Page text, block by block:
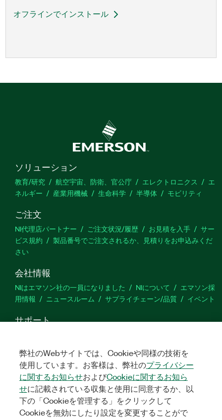
オフラインでインストール
ソリューション
教育/研究 航空宇宙、防衛、官公庁 エレクトロニクス
エ
ネルギー
産業用機械 生命科学 半導体 モビリティ
ご注文
NI代理店パートナー ご注文状況/履歴 お見積を入手
サー
ビス規約
製品番号でご注文されるか、見積りをお申込みくだ
さい
会社情報
NIはエマソン社の一員になりました NIについて
エマソン採
用情報
ニュースルーム サプライチェーン/品質 イベント
サポート
するご意見
TwitterYouTube
弊社のWebサイトでは、Cookieや同様の技術を
使用しています。お客様は、弊社のプライバシー
に関するお知らせおよびCookieに関するお知ら
せに記載されている収集と使用に同意するか、以
下の「Cookieを管理する」をクリックして
Cookieを無効にしたり設定を変更することがで